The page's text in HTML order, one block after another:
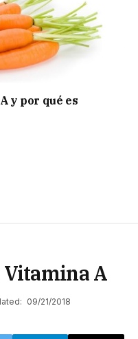
y por qué es
Vitamina A
09/21/2018